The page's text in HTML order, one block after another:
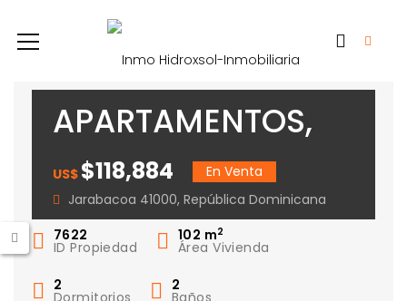
APARTAMENTOS,
JARABACOA
US$ $118,884
En Venta
Jarabacoa 41000, República Dominicana
7622
ID Propiedad
102 m2
Área Vivienda
2
Dormitorios
2
Baños